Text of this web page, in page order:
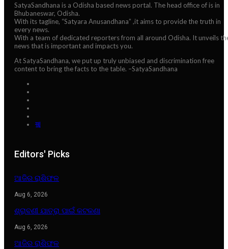
SatyaSandhana is a Odisha based news portal. The head office of is in
Bhubaneswar, Odisha.
With its tagline, “Satyara Anusandhana” ,it aims to provide the truth in
every news.
With a team of dedicated reporters from all around Odisha. It unveils
news that is important and impacts you.
At SatyaSandhana, we put up truly unbiased and discrimination free
content to bring the facts to the table. –SatyaSandhana
Editors' Picks
ଆଜିର ରାଶିଫଳ
Aug 6, 2026
ଶ୍ରାବଣୀ ଯାତ୍ରା ପାଇଁ କଟକଣା
Aug 6, 2026
ଆଜିର ରାଶିଫଳ